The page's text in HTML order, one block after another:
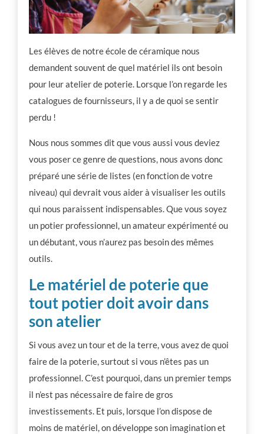
Professionnalisation
Inspiration
Autres ressources
Les élèves de notre école de céramique nous
demandent souvent de quel matériel ils ont besoin
pour leur atelier de poterie. Lorsque l’on regarde les
catalogues de fournisseurs, il y a de quoi se sentir
perdu !
Nous nous sommes dit que vous aussi vous deviez
vous poser ce genre de questions, nous avons donc
préparé une série de listes (en fonction de votre
niveau) qui devrait vous aider à visualiser les outils
qui nous paraissent indispensables. Que vous soyez
un potier professionnel, un amateur expérimenté ou
un débutant, vous n’aurez pas besoin des mêmes
outils.
Le matériel de poterie que
tout potier doit avoir dans
son atelier
Si vous avez un tour et de la terre, vous avez de quoi
faire de la poterie, surtout si vous n’êtes pas un
professionnel. C’est pourquoi, dans un premier temps
il n’est pas nécessaire de faire de gros
investissements. Et puis, lorsque l’on dispose de
moins de matériel, on développe son imagination et